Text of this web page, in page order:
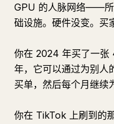
GPU 的人脉网络——所
础设施。硬件没变。买
你在 2024 年买了一
年，它可以通过为别人
买单，然后每个月继续
你在 TikTok 上刷到的